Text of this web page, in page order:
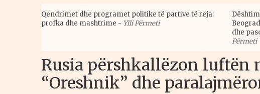
Qendrimet dhe programet politike të partive të reja:
profka dhe mashtrime - Ylli Përmeti
dhe
Përmeti
Rusia përshkallëzon luftën
“Oreshnik” dhe